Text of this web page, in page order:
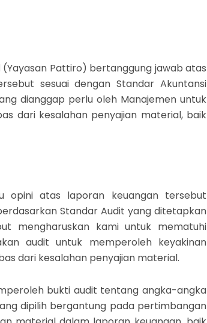
(Yayasan Pattiro) bertanggung jawab atas
sesuai dengan Standar Akuntansi
dianggap perlu oleh Manajemen untuk
dari kesalahan penyajian material, baik
opini atas laporan keuangan tersebut
Standar Audit yang ditetapkan
mengharuskan kami untuk mematuhi
audit untuk memperoleh keyakinan
dari kesalahan penyajian material.
bukti audit tentang angka-angka
dipilih bergantung pada pertimbangan